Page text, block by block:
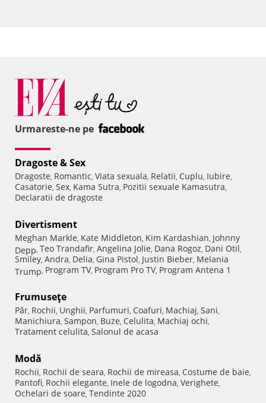
Urmareste-ne pe
Dragoste & Sex
Dragoste, Romantic, Viata sexuala, Relatii, Cuplu, Iubire,
Casatorie, Sex, Kama Sutra, Pozitii sexuale Kamasutra,
Declaratii de dragoste
Divertisment
Meghan Markle, Kate Middleton, Kim Kardashian, Johnny
Depp, Teo Trandafir, Angelina Jolie, Dana Rogoz, Dani Otil,
Smiley, Andra, Delia, Gina Pistol, Justin Bieber, Melania
Trump, Program TV, Program Pro TV, Program Antena 1
Frumuseţe
Păr, Rochii, Unghii, Parfumuri, Coafuri, Machiaj, Sani,
Manichiura, Sampon, Buze, Celulita, Machiaj ochi,
Tratament celulita, Salonul de acasa
Modă
Rochii, Rochii de seara, Rochii de mireasa, Costume de baie,
Pantofi, Rochii elegante, Inele de logodna, Verighete,
Ochelari de soare, Tendinte 2020